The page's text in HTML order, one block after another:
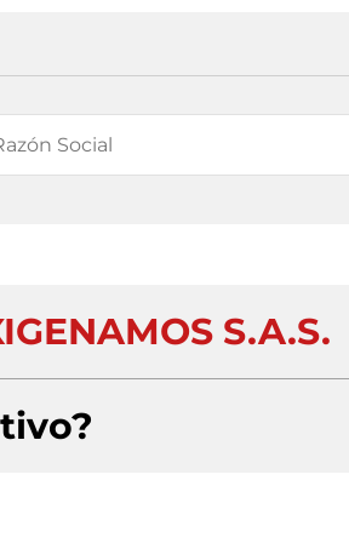
S.A.S.